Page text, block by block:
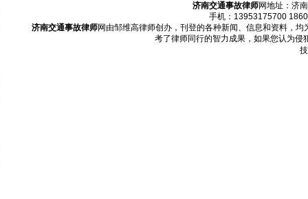
济南交通事故律师网地址：济
手机：13953175700
济南交通事故律师网由邹维高律师创办，刊登的各种新闻、信息和资料，均
考了律师同行的智力成果，如果您认为侵